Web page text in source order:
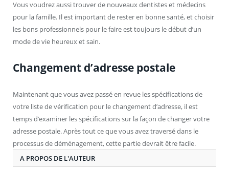
Vous voudrez aussi trouver de nouveaux dentistes et médecins
pour la famille. Il est important de rester en bonne santé, et choisir
les bons professionnels pour le faire est toujours le début d’un
mode de vie heureux et sain.
Changement d’adresse postale
Maintenant que vous avez passé en revue les spécifications de
votre liste de vérification pour le changement d’adresse, il est
temps d’examiner les spécifications sur la façon de changer votre
adresse postale. Après tout ce que vous avez traversé dans le
processus de déménagement, cette partie devrait être facile.
A PROPOS DE L'AUTEUR